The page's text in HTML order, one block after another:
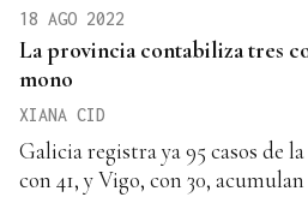
18 AGO 2022
La provincia contabiliza tres
mono
XIANA CID
Galicia registra ya 95 casos de
con 41, y Vigo, con 30,